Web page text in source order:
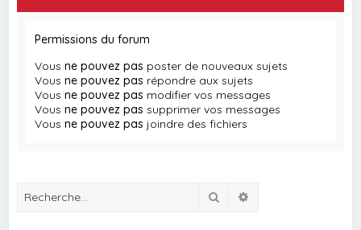
Permissions du forum
Vousne pouvez pas poster de nouveaux sujets
Vousne pouvez pas répondre aux sujets
Vousne pouvez pas modifier vos messages
Vousne pouvez pas supprimer vos messages
Vousne pouvez pas joindre des fichiers
Rechercher